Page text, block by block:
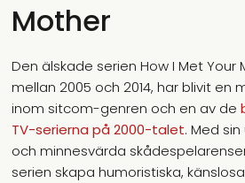
Mother
Den älskade serien How I Met Your
mellan 2005 och 2014, har blivit en
inom sitcom-genren och en av de
TV-serierna på 2000-talet. Med
och minnesvärda
serien skapa humoristiska,